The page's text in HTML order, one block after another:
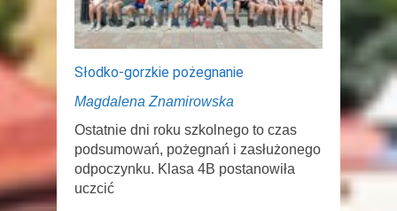
Słodko-gorzkie pożegnanie
Magdalena Znamirowska
Ostatnie dni roku szkolnego to czas
podsumowań, pożegnań i zasłużonego
odpoczynku. Klasa 4B postanowiła
uczcić